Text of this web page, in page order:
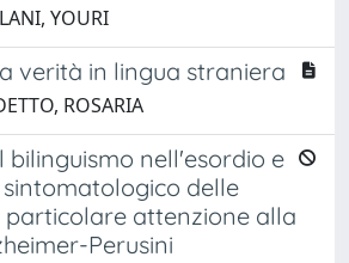
YOURI
verità in lingua straniera
ROSARIA
bilinguismo nell'esordio e
delle
particolare attenzione alla
Perusini